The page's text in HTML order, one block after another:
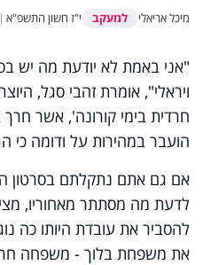
מיכל אריאלי למעקב י"ז חשון התשפ"א |
"אני באמת לא יודעת מה יש
ויראלי", אומרת זהבי סגל,
חרדית בימי קורונה', אשר
הועבר במהירות על ודומה כי
אם גם אתם נתקלתם בסרטון
לדעת מה מסתתר מאחוריו,
להסביר את עובדת היותו כה
את משפחת בלוך - משפחה